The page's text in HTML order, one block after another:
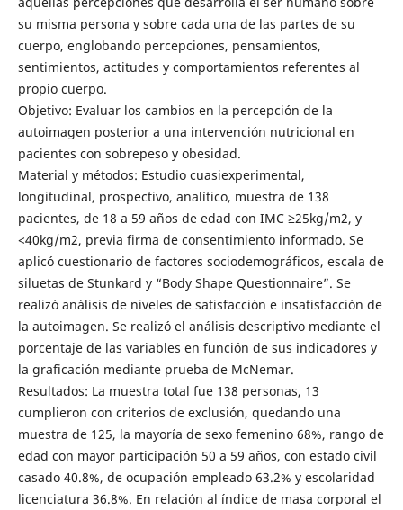
su misma persona y sobre cada una de las partes de su
cuerpo, englobando percepciones, pensamientos,
sentimientos, actitudes y comportamientos referentes al
propio cuerpo.
Objetivo: Evaluar los cambios en la percepción de la
autoimagen posterior a una intervención nutricional en
pacientes con sobrepeso y obesidad.
Material y métodos: Estudio cuasiexperimental,
longitudinal, prospectivo, analítico, muestra de 138
pacientes, de 18 a 59 años de edad con IMC ≥25kg/m2, y
<40kg/m2, previa firma de consentimiento informado. Se
aplicó cuestionario de factores sociodemográficos, escala de
siluetas de Stunkard y “Body Shape Questionnaire”. Se
realizó análisis de niveles de satisfacción e insatisfacción de
la autoimagen. Se realizó el análisis descriptivo mediante el
porcentaje de las variables en función de sus indicadores y
la graficación mediante prueba de McNemar.
Resultados: La muestra total fue 138 personas, 13
cumplieron con criterios de exclusión, quedando una
muestra de 125, la mayoría de sexo femenino 68%, rango de
edad con mayor participación 50 a 59 años, con estado civil
casado 40.8%, de ocupación empleado 63.2% y escolaridad
licenciatura 36.8%. En relación al índice de masa corporal el